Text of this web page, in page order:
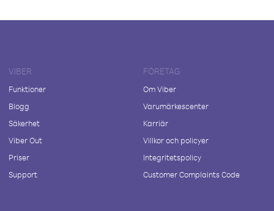
VIBER
Funktioner
Blogg
Säkerhet
Viber Out
Priser
Support
FÖRETAG
Om Viber
Varumärkescenter
Karriär
Villkor och policyer
Integritetspolicy
Customer Complaints Code